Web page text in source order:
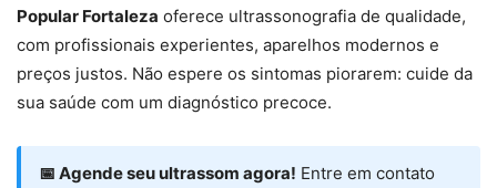
Popular Fortaleza oferece ultrassonografia de qualidade,
com profissionais experientes, aparelhos modernos e
preços justos. Não espere os sintomas piorarem: cuide da
sua saúde com um diagnóstico precoce.
📅 Agende seu ultrassom agora! Entre em contato